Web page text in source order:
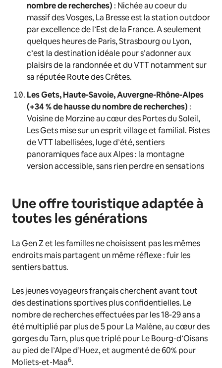
nombre de recherches) : Nichée au coeur du
massif des Vosges, La Bresse est la station outdoor
par excellence de l’Est de la France. A seulement
quelques heures de Paris, Strasbourg ou Lyon,
c’est la destination idéale pour s’adonner aux
plaisirs de la randonnée et du VTT notamment sur
sa réputée Route des Crêtes.
Les Gets, Haute-Savoie, Auvergne-Rhône-Alpes
(+34 % de hausse du nombre de recherches) :
Voisine de Morzine au cœur des Portes du Soleil,
Les Gets mise sur un esprit village et familial. Pistes
de VTT labellisées, luge d’été, sentiers
panoramiques face aux Alpes : la montagne
version accessible, sans rien perdre en sensations
Une offre touristique adaptée à
toutes les générations
La Gen Z et les familles ne choisissent pas les mêmes
endroits mais partagent un même réflexe : fuir les
sentiers battus.
Les jeunes voyageurs français cherchent avant tout
des destinations sportives plus confidentielles. Le
nombre de recherches effectuées par les 18-29 ans a
été multiplié par plus de 5 pour La Malène, au cœur des
gorges du Tarn, plus que triplé pour Le Bourg-d’Oisans
au pied de l’Alpe d’Huez, et augmenté de 60% pour
Moliets-et-Maa6.